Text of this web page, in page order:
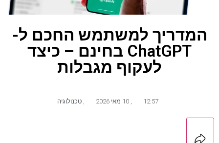
המדריך למשתמש החכם ל-
ChatGPT בחינם – כיצד
לעקוף מגבלות
12:57 10 מאי 2026 טכנולוגיה